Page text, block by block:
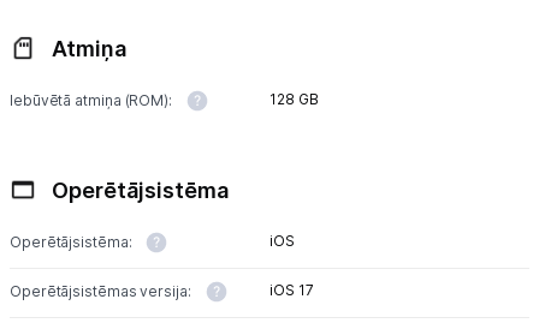
Informācija
Atmiņa
Iebūvētā atmiņa (ROM): 128 GB
Operētājsistēma
Operētājsistēma: iOS
Operētājsistēmas versija: iOS 17